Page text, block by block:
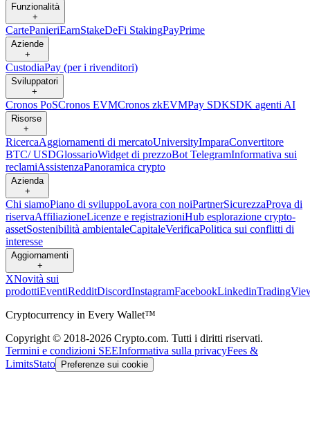
Funzionalità
+
CartePanieriEarnStakeDeFi StakingPayPrime
Aziende
+
CustodiaPay (per i rivenditori)
Sviluppatori
+
Cronos PoSCronos EVMCronos zkEVMPay SDKSDK agenti AI
Risorse
+
RicercaAggiornamenti di mercatoUniversityImparaConvertitore
BTC/ USDGlossarioWidget di prezzoBot TelegramInformativa sui
reclamiAssistenzaPanoramica crypto
Azienda
+
Chi siamoPiano di sviluppoLavora con noiPartnerSicurezzaProva di
riservaAffiliazioneLicenze e registrazioniHub esplorazione crypto-
assetSostenibilità ambientaleCapitaleVerificaPolitica sui conflitti di
interesse
Aggiornamenti
+
XNovità sui
prodottiEventiRedditDiscordInstagramFacebookLinkedin
Cryptocurrency in Every Wallet™
Copyright © 2018-2026 Crypto.com. Tutti i diritti riservati.
Termini e condizioni SEEInformativa sulla privacyFees &
LimitsStato Preferenze sui cookie